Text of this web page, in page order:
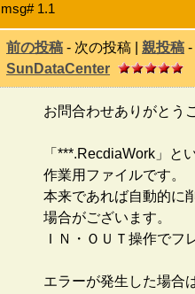
msg# 1.1
前の投稿 - 次の投稿 | 親投稿 -
SunDataCenter
お問合わせありがとう
「***.RecdiaWork」と
作業用ファイルです。
本来であれば自動的に
場合がございます。
ＩＮ・ＯＵＴ操作で
エラーが発生した場合